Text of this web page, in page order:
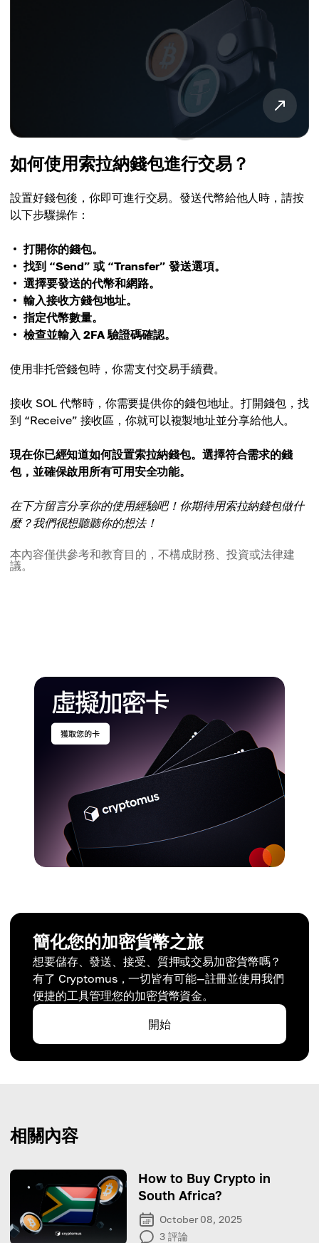
如何使用索拉納錢包進行交易？
設置好錢包後，你即可進行交易。發送代幣給他人時，請按
以下步驟操作：
打開你的錢包。
找到 “Send” 或 “Transfer” 發送選項。
選擇要發送的代幣和網路。
輸入接收方錢包地址。
指定代幣數量。
檢查並輸入 2FA 驗證碼確認。
使用非托管錢包時，你需支付交易手續費。
接收 SOL 代幣時，你需要提供你的錢包地址。打開錢包，找
到 “Receive” 接收區，你就可以複製地址並分享給他人。
現在你已經知道如何設置索拉納錢包。選擇符合需求的錢
包，並確保啟用所有可用安全功能。
在下方留言分享你的使用經驗吧！你期待用索拉納錢包做什
麼？我們很想聽聽你的想法！
本內容僅供參考和教育目的，不構成財務、投資或法律建
議。
簡化您的加密貨幣之旅
想要儲存、發送、接受、質押或交易加密貨幣嗎？
有了 Cryptomus，一切皆有可能—註冊並使用我們
便捷的工具管理您的加密貨幣資金。
開始
相關內容
How to Buy Crypto in
South Africa?
October 08, 2025
3 評論